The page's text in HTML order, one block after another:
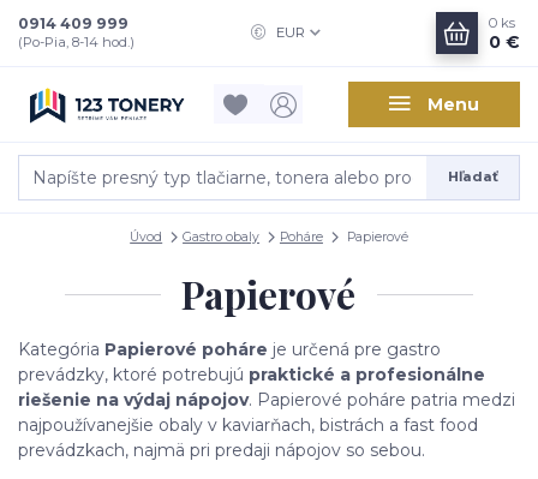
Menu
EUR
Hľadať
0914 409 999
(Po-Pia, 8-14 hod.)
0 ks
0 €
Úvod Gastro obaly Poháre Papierové
Papierové
Kategória Papierové poháre je určená pre gastro
prevádzky, ktoré potrebujú praktické a profesionálne
riešenie na výdaj nápojov. Papierové poháre patria medzi
najpoužívanejšie obaly v kaviarňach, bistrách a fast food
prevádzkach, najmä pri predaji nápojov so sebou.